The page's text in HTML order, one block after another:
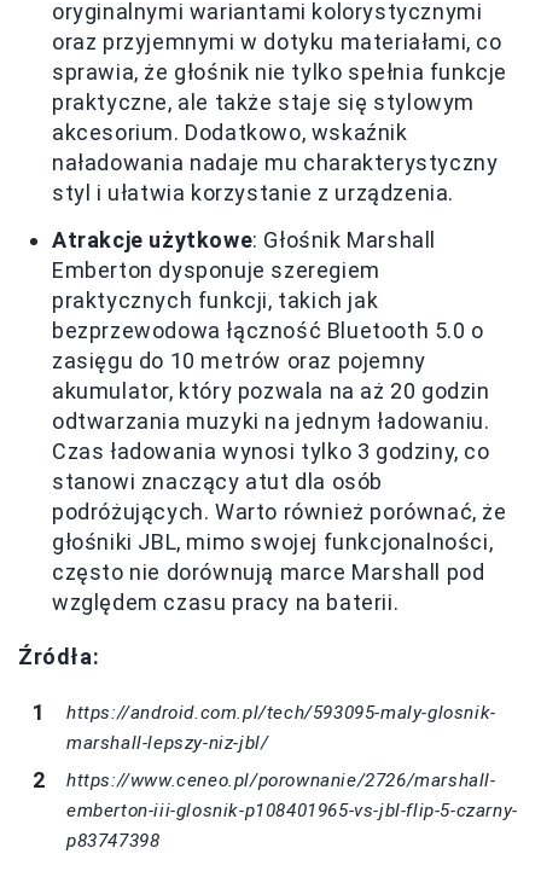
oryginalnymi wariantami kolorystycznymi
oraz przyjemnymi w dotyku materiałami, co
sprawia, że głośnik nie tylko spełnia funkcje
praktyczne, ale także staje się stylowym
akcesorium. Dodatkowo, wskaźnik
naładowania nadaje mu charakterystyczny
styl i ułatwia korzystanie z urządzenia.
Atrakcje użytkowe: Głośnik Marshall
Emberton dysponuje szeregiem
praktycznych funkcji, takich jak
bezprzewodowa łączność Bluetooth 5.0 o
zasięgu do 10 metrów oraz pojemny
akumulator, który pozwala na aż 20 godzin
odtwarzania muzyki na jednym ładowaniu.
Czas ładowania wynosi tylko 3 godziny, co
stanowi znaczący atut dla osób
podróżujących. Warto również porównać, że
głośniki JBL, mimo swojej funkcjonalności,
często nie dorównują marce Marshall pod
względem czasu pracy na baterii.
Źródła:
https://android.com.pl/tech/593095-maly-glosnik-
marshall-lepszy-niz-jbl/
https://www.ceneo.pl/porownanie/2726/marshall-
emberton-iii-glosnik-p108401965-vs-jbl-flip-5-czarny-
p83747398